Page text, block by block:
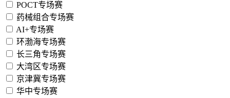
POCT专场赛
药械组合专场赛
AI+专场赛
环渤海专场赛
长三角专场赛
大湾区专场赛
京津冀专场赛
华中专场赛